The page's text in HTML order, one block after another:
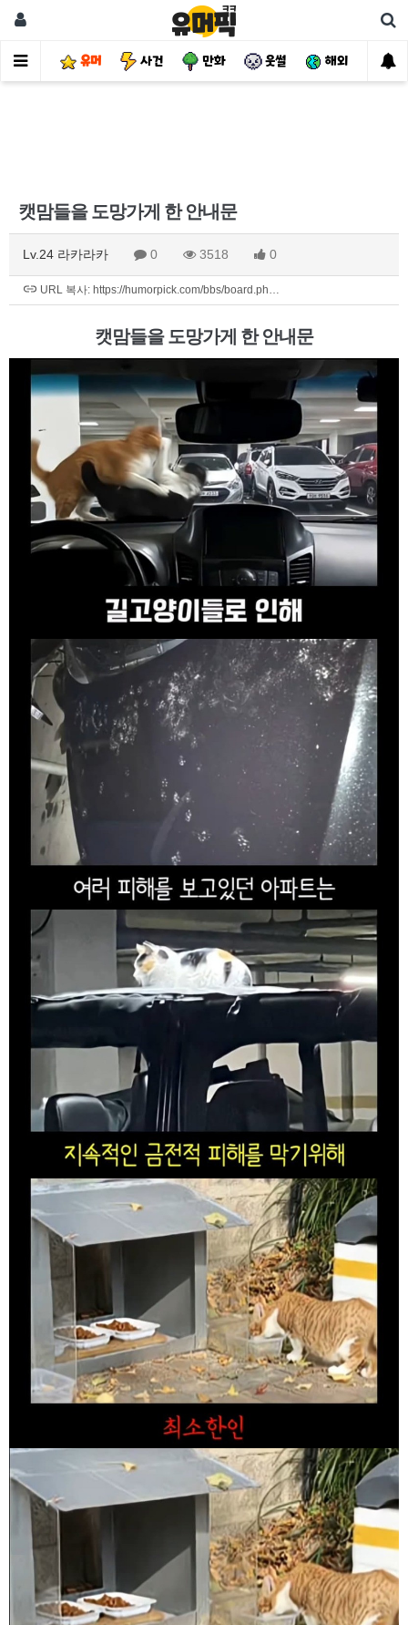
유머 사건 만화 웃썰 해외 핫
캣맘들을 도망가게 한 안내문
Lv.24 라카라카 0 3518 0
URL 복사: https://humorpick.com/bbs/board.ph…
캣맘들을 도망가게 한 안내문